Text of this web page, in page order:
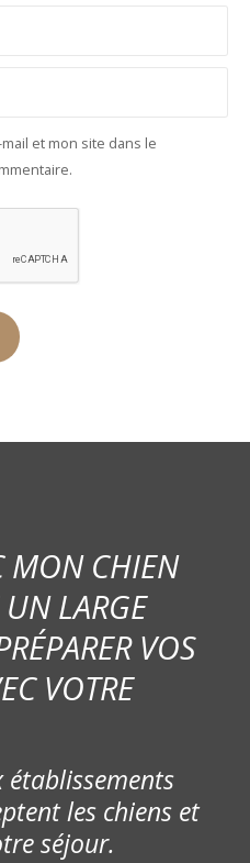
et mon site dans le
MON CHIEN
LARGE
VOS
VOTRE
établissements
les chiens et
séjour.